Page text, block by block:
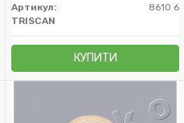
Артикул:
8610 6
TRISCAN
КУПИТИ